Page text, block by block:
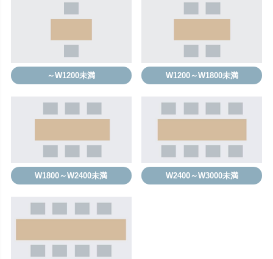
～W1200未満 W1200～W1800未満
W1800～W2400未満 W2400～W3000未満